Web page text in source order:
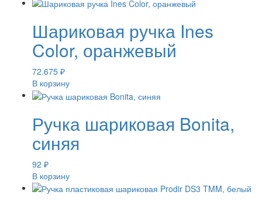
Шариковая ручка Ines
Color, оранжевый
72.675 ₽
В корзину
Ручка шариковая Bonita,
синяя
92 ₽
В корзину